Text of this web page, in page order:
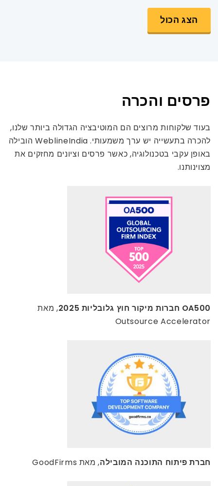
הצג הכול
פרסים והכרה
בעוד שלקוחות מרוצים הם המוטיבציה הגדולה ביותר שלנו,
להכרה בתעשייה יש ערך משמעותי. WeblineIndia הובילה
באופן עקבי בטכנולוגיה, כאשר פרסים וציונים מחזקים את
מצוינותנו.
OA500 חברות מיקור חוץ גלובליות 2025
, מאת
Outsource Accelerator
חברת פיתוח התוכנה המובילה, מאת GoodFirms